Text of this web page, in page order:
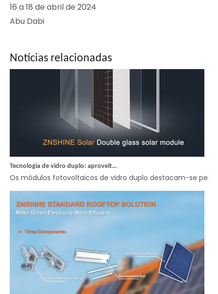
16 a 18 de abril de 2024
Abu Dabi
Notícias relacionadas
A ZNShine Solar lançou seu primeiro relatório Ambiental,
Os módulos fotovoltaicos de vidro duplo destacam-se